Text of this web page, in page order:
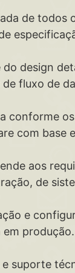
de todos
design
fluxo de
conforme
com base
aos
de
e
em produção.
suporte